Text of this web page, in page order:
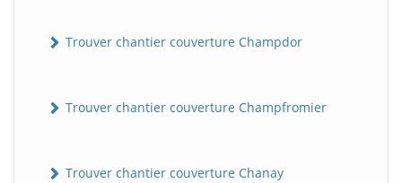
Trouver chantier couverture Champdor
Trouver chantier couverture Champfromier
Trouver chantier couverture Chanay